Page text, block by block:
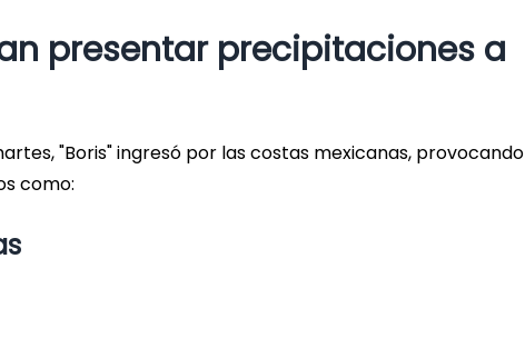
presentar precipitaciones a
"Boris" ingresó por las costas mexicanas, provocando
como: